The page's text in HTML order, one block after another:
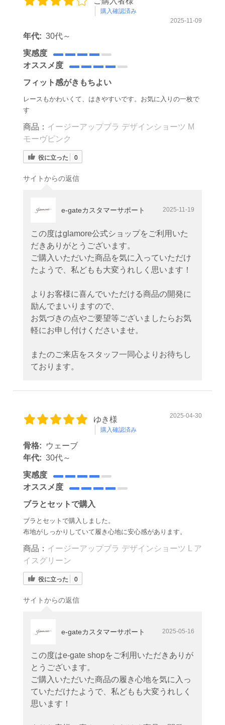
購入確認済み
2025-11-09
年代: 30代～
実感度
オススメ度
フィット感がきもちよい
レースもかわいくて、はきやすいです。お気に入りの一枚で
す
商品： イージーアップブラ デザインショーツ M
モーヴピンク
役に立った 0
サイトからの返信
e-gateカスタマーサポート 2025-11-19
この度はglamore公式ショップをご利用いた
だきありがとうございます。
ご購入いただいた商品を気に入っていただけ
たようで、私どもも大変うれしく思います！
よりお客様に喜んでいただける商品の開発に
励んでまいりますので、
お気づきの点やご要望等ございましたらお気
軽にお申し付けくださいませ。
またのご来店をスタッフ一同心よりお待ちし
ております。
ゆき様
購入確認済み
2025-04-30
骨格:
ウェーブ
年代: 30代～
実感度
オススメ度
ブラとセットで購入
ブラとセットで購入しました。
布地がしっかりしていて履き心地に安心感があります。
商品： イージーアップブラ デザインショーツ L ア
イスグリーン
役に立った 0
サイトからの返信
e-gateカスタマーサポート 2025-05-16
この度はe-gate shopをご利用いただきありが
とうございます。
ご購入いただいた商品の履き心地を気に入っ
ていただけたようで、私どもも大変うれしく
思います！